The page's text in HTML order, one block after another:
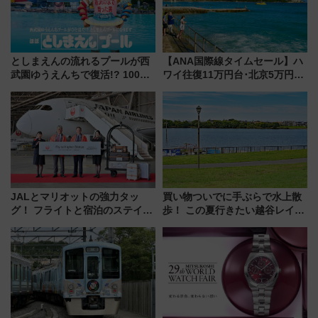
としまえんの流れるプールが西
武園ゆうえんちで復活!? 100周
イダー」に注目 2026年夏は所
沢へ遊びに行こう
【ANA国際線タイムセール】ハ
ワイ往復11万円台･北京5万円台
来春のGW旅行まで狙える激ア
ツ路線まとめ（8/10まで）
JALとマリオットの強力タッ
グ！ フライトと宿泊のステイタ
上級会員資格を効率よく獲得す
る方法を解説
買い物ついでに手ぶらで水上散
歩！ この夏行きたい越谷レイク
ア「LAKESIDE PARK」（埼玉